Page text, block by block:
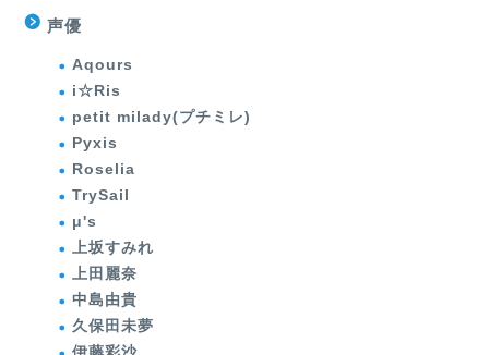
声優
Aqours
i☆Ris
petit milady(プチミレ)
Pyxis
Roselia
TrySail
μ's
上坂すみれ
上田麗奈
中島由貴
久保田未夢